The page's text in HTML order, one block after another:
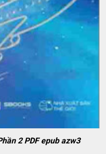
2 PDF epub azw3